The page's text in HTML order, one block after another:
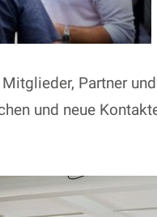
Partner
und neue